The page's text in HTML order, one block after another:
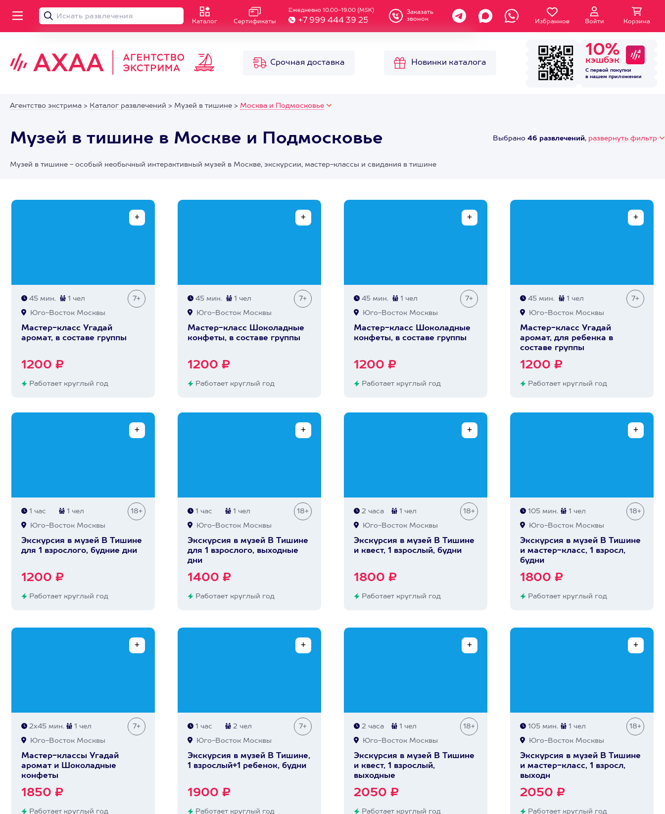
Каталог Сертификаты
Ежедневно 10.00-19.00 (MSK)
+7 999 444 39 25
Заказать
звонок
Избранное Войти Корзина
Срочная доставка Новинки каталога
10%
кэшбэк
С первой покупки
в нашем приложении
Агентство экстрима > Каталог развлечений > Музей в тишине > Москва и Подмосковье
Музей в тишине в Москве и Подмосковье Выбрано 46 развлечений, развернуть фильтр
Музей в тишине - особый необычный интерактивный музей в Москве, экскурсии, мастер-классы и свидания в тишине
45 мин. 1 чел 7+
Юго-Восток Москвы
Мастер-класс Угадай
аромат, в составе группы
1200 ₽
Работает круглый год
45 мин. 1 чел 7+
Юго-Восток Москвы
Мастер-класс Шоколадные
конфеты, в составе группы
1200 ₽
Работает круглый год
45 мин. 1 чел 7+
Юго-Восток Москвы
Мастер-класс Шоколадные
конфеты, в составе группы
1200 ₽
Работает круглый год
45 мин. 1 чел 7+
Юго-Восток Москвы
Мастер-класс Угадай
аромат, для ребенка в
составе группы
1200 ₽
Работает круглый год
1 час 1 чел 18+
Юго-Восток Москвы
Экскурсия в музей В Тишине
для 1 взрослого, будние дни
1200 ₽
Работает круглый год
1 час 1 чел 18+
Юго-Восток Москвы
Экскурсия в музей В Тишине
для 1 взрослого, выходные
дни
1400 ₽
Работает круглый год
2 часа 1 чел 18+
Юго-Восток Москвы
Экскурсия в музей В Тишине
и квест, 1 взрослый, будни
1800 ₽
Работает круглый год
105 мин. 1 чел 18+
Юго-Восток Москвы
Экскурсия в музей В Тишине
и мастер-класс, 1 взросл,
будни
1800 ₽
Работает круглый год
2х45 мин. 1 чел 7+
Юго-Восток Москвы
Мастер-классы Угадай
аромат и Шоколадные
конфеты
1850 ₽
Работает круглый год
1 час 2 чел 7+
Юго-Восток Москвы
Экскурсия в музей В Тишине,
1 взрослый+1 ребенок, будни
1900 ₽
Работает круглый год
2 часа 1 чел 18+
Юго-Восток Москвы
Экскурсия в музей В Тишине
и квест, 1 взрослый,
выходные
2050 ₽
Работает круглый год
105 мин. 1 чел 18+
Юго-Восток Москвы
Экскурсия в музей В Тишине
и мастер-класс, 1 взросл,
выходн
2050 ₽
Работает круглый год